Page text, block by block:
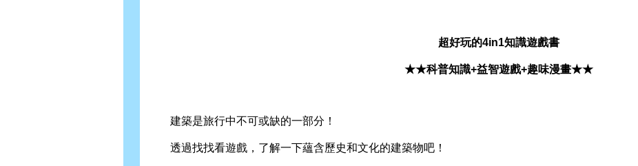
超好玩的4in1知識遊戲書
★★科普知識+益智遊戲+趣味漫畫★★
建築是旅行中不可或缺的一部分！
透過找找看遊戲，了解一下蘊含歷史和文化的建築物吧！